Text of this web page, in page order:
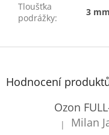
Tloušťka
podrážky:
3 mm
Z
Hodnocení
Ozon
Hodnocení
| Milan